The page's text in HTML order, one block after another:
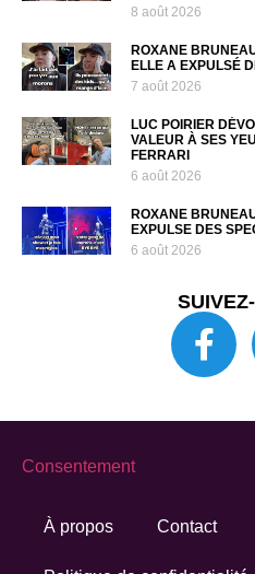
8 août 2026
ROXANE
ELLE A EXPULSÉ
7 août 2026
LUC POIRIER
VALEUR À SES
FERRARI
6 août 2026
ROXANE
EXPULSE DES
6 août 2026
À propos Contact
Consentement